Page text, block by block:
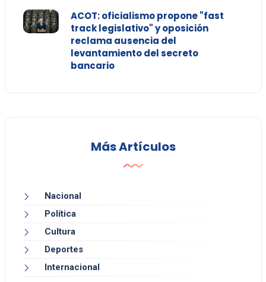
ACOT: oficialismo propone "fast
track legislativo" y oposición
reclama ausencia del
levantamiento del secreto
bancario
Más Artículos
Nacional
Política
Cultura
Deportes
Internacional